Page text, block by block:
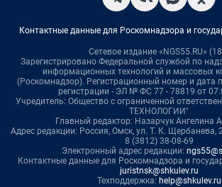
Контактные данные для Роскомнадзора и
Сетевое издание «NGS55.RU»
Зарегистрировано Федеральной службой по
информационных технологий и массовых
(Роскомнадзор). Регистрационный номер и дата
регистрации - ЭЛ № ФС 77 - 78819 от
Учредитель: Общество с ограниченной
ТЕХНОЛОГИИ"
Главный редактор: Назарчук Ангелина
Адрес редакции: Россия, Омск, ул. Т. К. Щербанева,
8 (3812) 38-08-69
Электронный адрес редакции:
Контактные данные для Роскомнадзора и
juristnsk@shkulev.ru
Техподдержка: help@shkulev.ru